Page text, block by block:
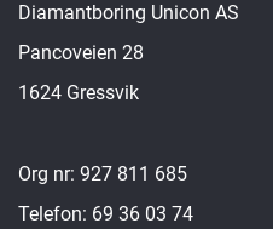
Diamantboring Unicon AS
Pancoveien 28
1624 Gressvik
Org nr: 927 811 685
Telefon: 69 36 03 74